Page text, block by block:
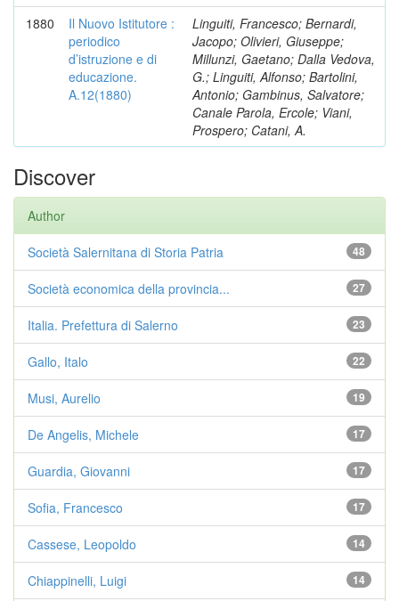
1880
Il Nuovo Istitutore :
periodico
d’istruzione e di
educazione.
A.12(1880)
Linguiti, Francesco; Bernardi,
Jacopo; Olivieri, Giuseppe;
Millunzi, Gaetano; Dalla Vedova,
G.; Linguiti, Alfonso; Bartolini,
Antonio; Gambinus, Salvatore;
Canale Parola, Ercole; Viani,
Prospero; Catani, A.
Discover
Author
48
Società Salernitana di Storia Patria
27
Società economica della provincia...
23
Italia. Prefettura di Salerno
22
Gallo, Italo
19
Musi, Aurelio
17
De Angelis, Michele
17
Guardia, Giovanni
17
Sofia, Francesco
14
Cassese, Leopoldo
14
Chiappinelli, Luigi